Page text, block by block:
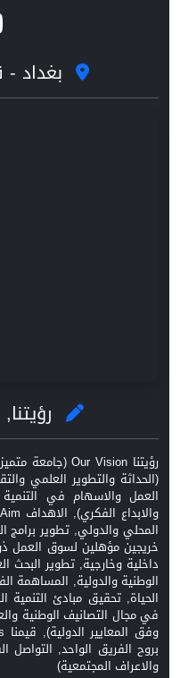
بغداد
(الحداثة والتطوير العلمي
العمل والاسهام في التنمية
المحلي والدولي, تطوير برامج
خريجين مؤهلين لسوق العمل
داخلية وخارجية, تطوير البحث
الوطنية والدولية, المساهمة
الحياة, تحقيق مبادئ
في مجال التصانيف الوطنية
بروح الفريق الواحد, التواصل
والاعراف المجتمعية)